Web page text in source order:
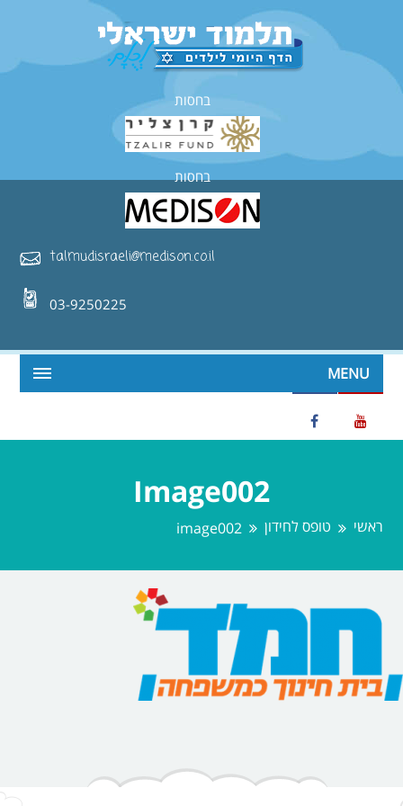
בחסות
בחסות
talmudisraeli@medison.co.il
03-9250225
MENU
Image002
ראשי טופס לחידון image002